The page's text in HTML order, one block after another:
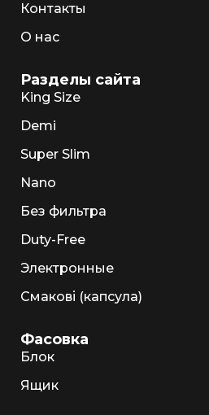
Контакты
О нас
Разделы сайта
King Size
Demi
Super Slim
Nano
Без фильтра
Duty-Free
Электронные
Смакові (капсула)
Фасовка
Блок
Ящик